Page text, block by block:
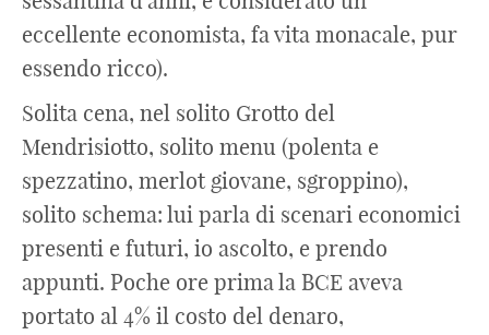
eccellente economista, fa vita monacale, pur
essendo ricco).
Solita cena, nel solito Grotto del
Mendrisiotto, solito menu (polenta e
spezzatino, merlot giovane, sgroppino),
solito schema: lui parla di scenari economici
presenti e futuri, io ascolto, e prendo
appunti. Poche ore prima la BCE aveva
portato al 4% il costo del denaro,